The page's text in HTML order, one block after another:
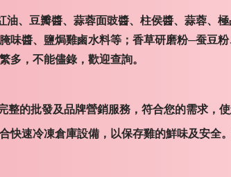
、豆瓣醬、蒜蓉面豉醬、柱侯醬、蒜蓉、
味醬、鹽焗雞鹵水料等；香草研磨粉─蚕豆
多，不能儘錄，歡迎查詢。
的批發及品牌營銷服務，符合您的需求，使
快速冷凍倉庫設備，以保存雞的鮮味及安